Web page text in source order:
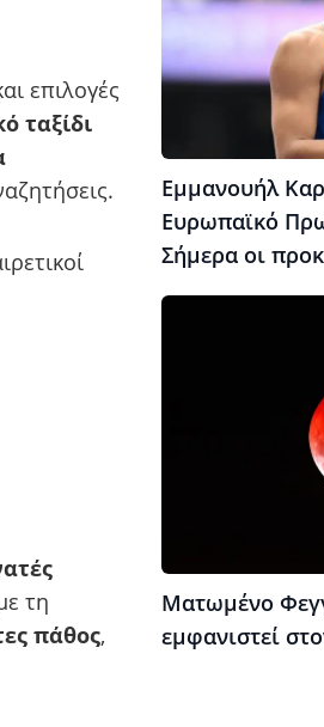
επιλογές
ταξίδι
τη
πάθος,
Εμμανουήλ
Ευρωπαϊκό
Σήμερα οι
Ματωμένο
εμφανιστεί